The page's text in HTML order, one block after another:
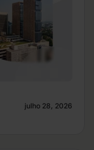
julho 28, 2026